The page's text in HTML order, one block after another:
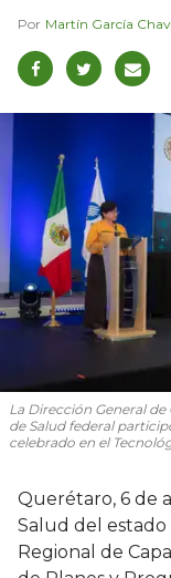
Martín García
La Dirección General
de Salud federal
celebrado en el
Querétaro, 6 de
Salud del
Regional de